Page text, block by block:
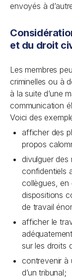
envoyés à
et du droit
Les membres
criminelles ou à
à la suite d’une
communication
Voici des
afficher des
propos
divulguer des
confidentiels
collègues,
dispositions
de travail
afficher le
sur les droits
contrevenir à
d’un tribunal;